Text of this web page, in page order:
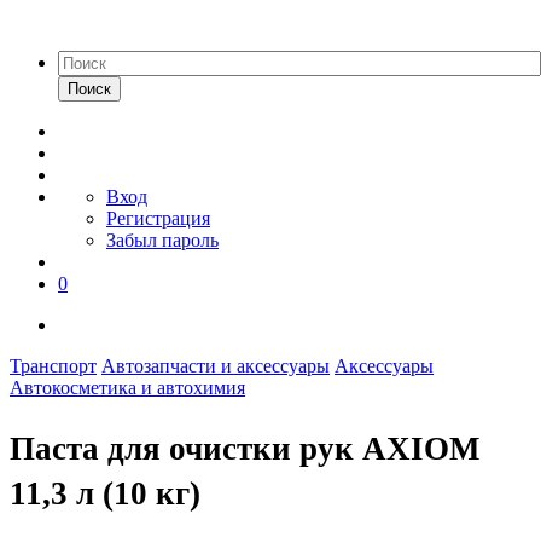
Поиск
Вход
Регистрация
Забыл пароль
0
Транспорт Автозапчасти и аксессуары Аксессуары
Автокосметика и автохимия
Паста для очистки рук AXIOM
11,3 л (10 кг)